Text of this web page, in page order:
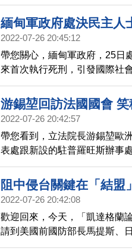
會向外國勢力讓出任何一寸領
駐菲使節都長時間鼓掌。
緬甸軍政府處決民主人
2022-07-26 20:45:12
帶您關心，緬甸軍政府，25日
來首次執行死刑，引發國際社
表示，對緬甸軍政府不再「一
措施。
游錫堃回訪法國國會
2022-07-26 20:42:57
帶您看到，立法院長游錫堃歐
表處跟新設的駐普羅旺斯辦事
們。並率領國會訪團，參觀了
民議會」聯席會議的議場。游
後，法國國會已有3團訪台並
這次出訪面對中共處處抗議，
出名」。
阻中侵台關鍵在「結盟
2022-07-26 20:42:08
歡迎回來，今天，「凱達格蘭
請到美國前國防部長馬提斯、
國學者出席探討，俄烏戰爭對